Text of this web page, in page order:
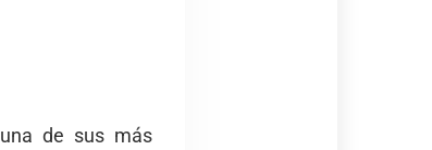
de sus más